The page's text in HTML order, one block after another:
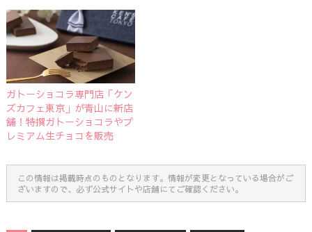
ガトーショコラ専門店「ケン
ズカフェ東京」が青山に新店
舗！特撰ガトーショコラやプ
レミアム生チョコを販売
この情報は掲載時点のものとなります。情報が変更となっている場合がご
ざいますので、必ず公式サイトや店舗にてご確認ください。